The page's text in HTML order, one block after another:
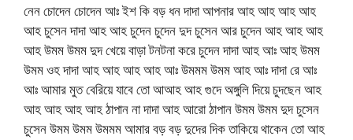
নেন চোদেন চোদেন আঃ ইশ কি বড় ধন দাদা আপনার আহ আহ আহ আহ
আহ চুসেন দাদা আহ আহ চুদেন চুদেন দুদ চুসেন আর চুদেন আহ আহ আহ
আহ উমম উমম দুদ খেয়ে বাড়া টনটনা করে চুদেন দাদা আহ আঃ আহ উমম
উমম ওহ দাদা আহ আহ আহ আহ আঃ উমমম উমম আহ আঃ দাদা রে আঃ
আঃ আমার মুত বেরিয়ে যাবে তো আআহ আহ গুদে অঙ্গুলি দিয়ে চুদছেন আহ
আহ আহ আহ আহ ঠাপান না দাদা আহ আরো ঠাপান উমম উমম দুদ চুসেন
চুসেন উমম উমম উমমম আমার বড় বড় দুদের দিক তাকিয়ে থাকেন তো আহ